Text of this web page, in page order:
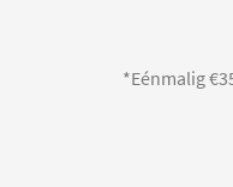
*Eénmalig